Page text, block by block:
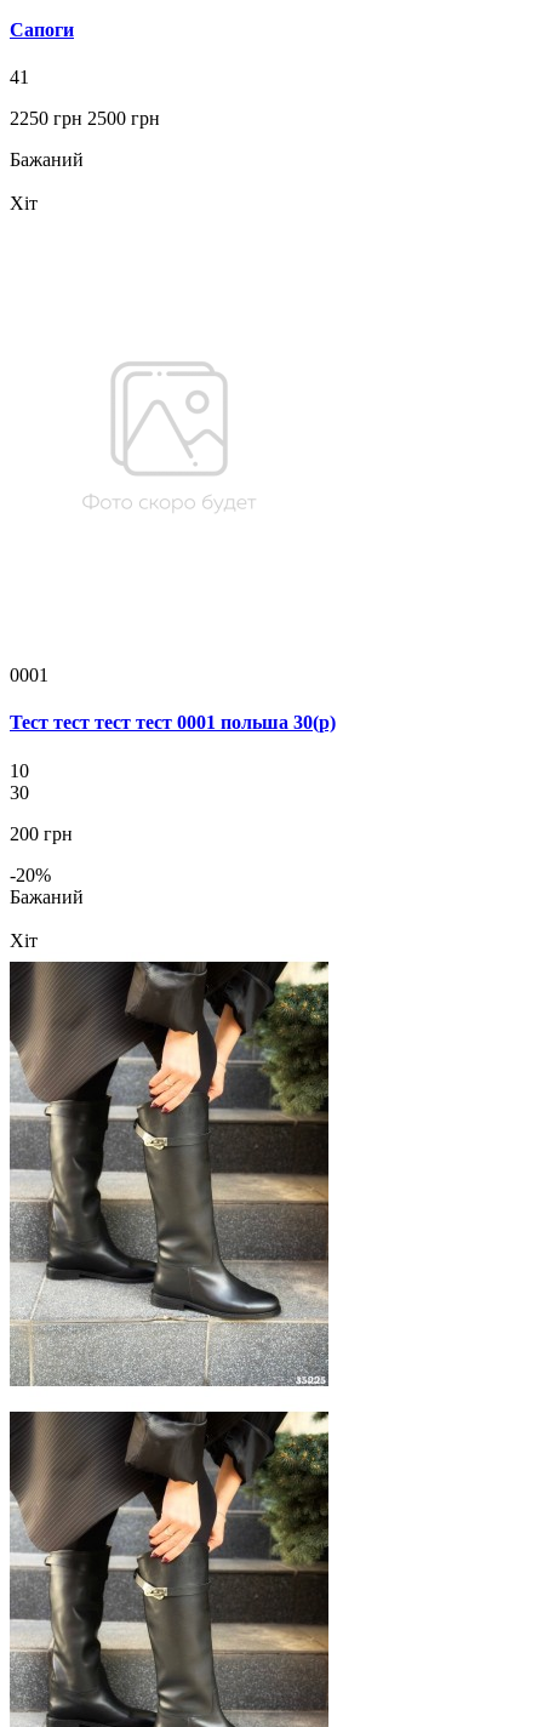
Сапоги
41
2250 грн 2500 грн
Бажаний
Хіт
0001
Тест тест тест тест 0001 польша 30(р)
10
30
200 грн
-20%
Бажаний
Хіт